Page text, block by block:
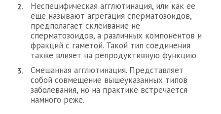
Неспецифическая агглютинация, или как ее
еще называют агрегация сперматозоидов,
предполагает склеивание не
сперматозоидов, а различных компонентов и
фракций с гаметой. Такой тип соединения
также влияет на репродуктивную функцию.
Смешанная агглютинация. Представляет
собой совмещение вышеуказанных типов
заболевания, но на практике встречается
намного реже.